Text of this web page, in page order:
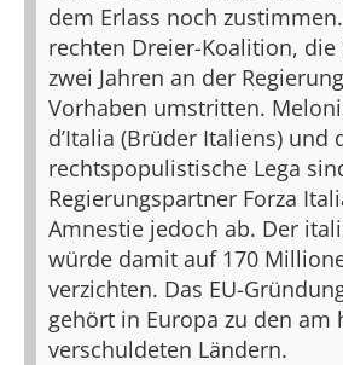
dem Erlass noch zustimmen.
rechten Dreier-Koalition, die
zwei Jahren an der
Vorhaben umstritten.
d’Italia (Brüder Italiens) und
rechtspopulistische Lega
Regierungspartner Forza
Amnestie jedoch ab. Der
würde damit auf 170
verzichten. Das EU-
gehört in Europa zu den am
verschuldeten Ländern.